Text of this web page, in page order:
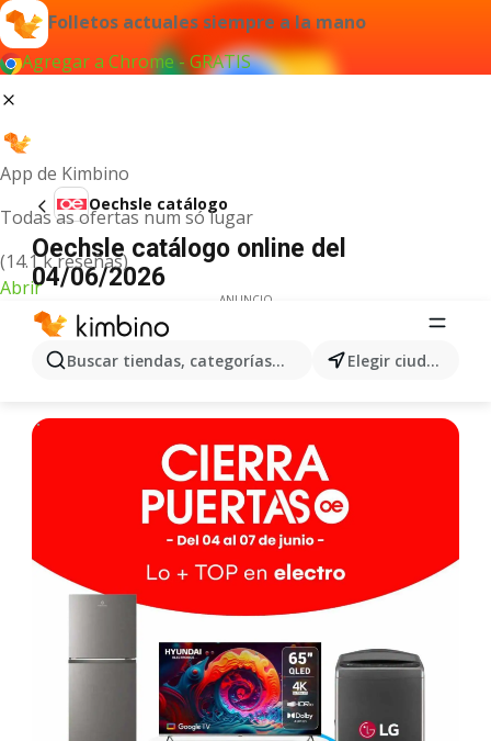
Folletos actuales siempre a la mano
Agregar a Chrome - GRATIS
App de Kimbino
Todas as ofertas num só lugar
(14.1 k reseñas)
Abrir
Buscar tiendas, categorías, productos... Elegir ciudad
Oechsle catálogo
Oechsle catálogo online del
04/06/2026
ANUNCIO